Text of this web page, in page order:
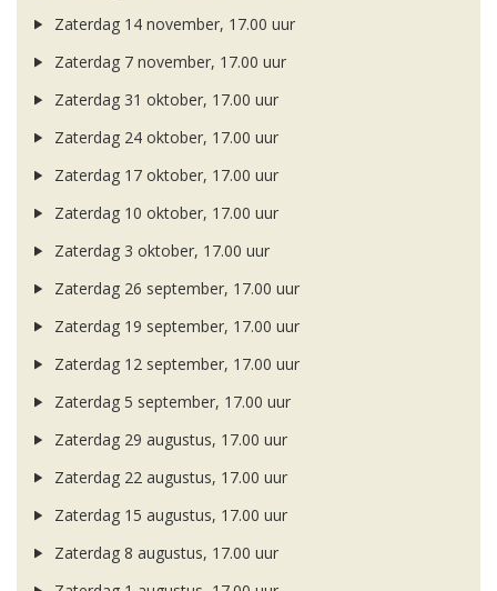
Zaterdag 14 november, 17.00 uur
Zaterdag 7 november, 17.00 uur
Zaterdag 31 oktober, 17.00 uur
Zaterdag 24 oktober, 17.00 uur
Zaterdag 17 oktober, 17.00 uur
Zaterdag 10 oktober, 17.00 uur
Zaterdag 3 oktober, 17.00 uur
Zaterdag 26 september, 17.00 uur
Zaterdag 19 september, 17.00 uur
Zaterdag 12 september, 17.00 uur
Zaterdag 5 september, 17.00 uur
Zaterdag 29 augustus, 17.00 uur
Zaterdag 22 augustus, 17.00 uur
Zaterdag 15 augustus, 17.00 uur
Zaterdag 8 augustus, 17.00 uur